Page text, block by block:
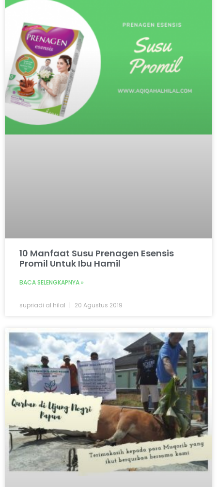
10 Manfaat Susu Prenagen Esensis
Promil Untuk Ibu Hamil
BACA SELENGKAPNYA »
supriadi al hilal 20 Agustus 2019